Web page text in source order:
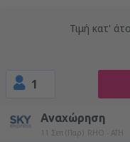
Τιμή κατ'
1
Αναχώρηση
11 Σεπ (Παρ) RHO - ATH